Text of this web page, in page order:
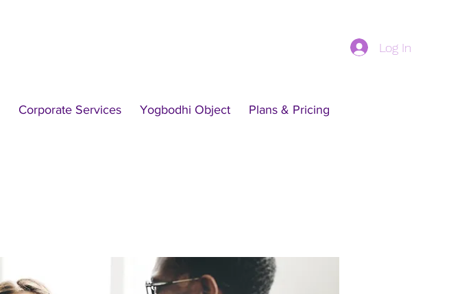
Log In
Corporate Services Yogbodhi Object Plans & Pricing